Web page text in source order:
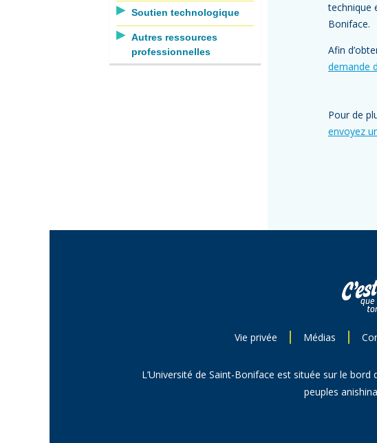
technique
Boniface.
Afin
demande
Pour de
envoyez
Soutien technologique
Autres ressources
professionnelles
Vie privée Médias
L’Université de Saint-Boniface est située sur le bord
peuples